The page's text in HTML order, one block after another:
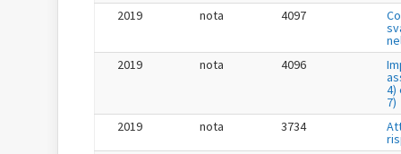
2019
nota 4097
2019
nota 4096
4)
7)
2019
nota 3734